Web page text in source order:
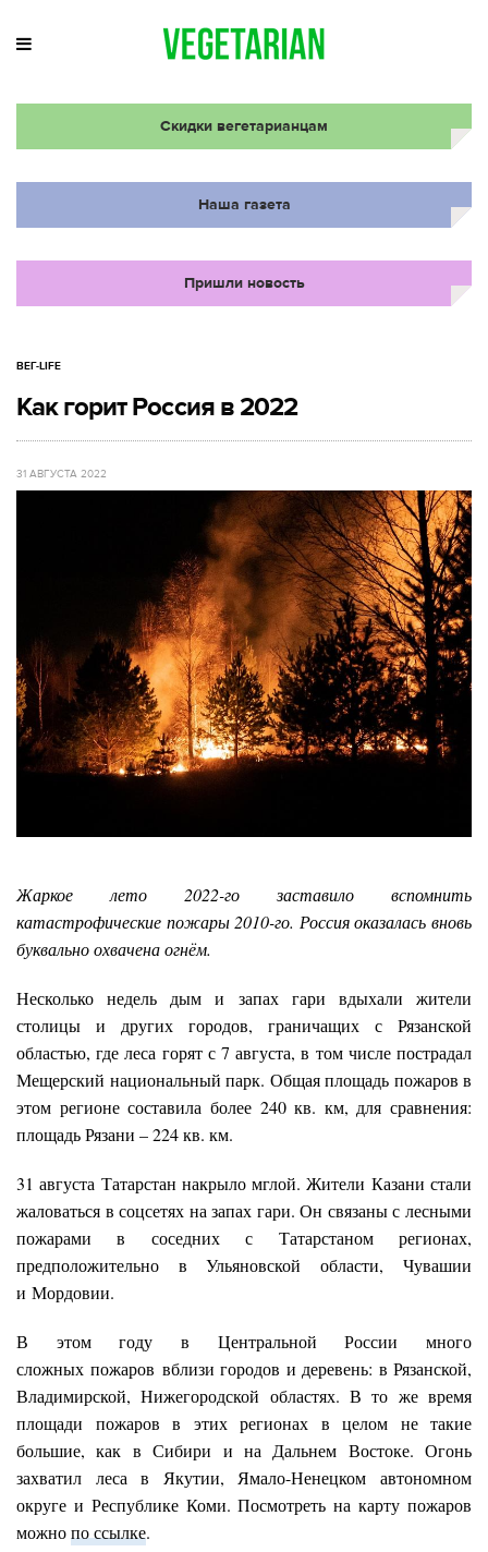
Скидки вегетарианцам
Наша газета
Пришли новость
ВЕГ-LIFE
Как горит Россия в 2022
31 АВГУСТА 2022
Жаркое лето 2022-го заставило вспомнить
катастрофические пожары 2010-го. Россия оказалась вновь
буквально охвачена огнём.
Несколько недель дым и запах гари вдыхали жители
столицы и других городов, граничащих с Рязанской
областью, где леса горят с 7 августа, в том числе пострадал
Мещерский национальный парк. Общая площадь пожаров в
этом регионе составила более 240 кв. км, для сравнения:
площадь Рязани – 224 кв. км.
31 августа Татарстан накрыло мглой. Жители Казани стали
жаловаться в соцсетях на запах гари. Он связаны с лесными
пожарами в соседних с Татарстаном регионах,
предположительно в Ульяновской области, Чувашии
и Мордовии.
В этом году в Центральной России много
сложных пожаров вблизи городов и деревень: в Рязанской,
Владимирской, Нижегородской областях. В то же время
площади пожаров в этих регионах в целом не такие
большие, как в Сибири и на Дальнем Востоке. Огонь
захватил леса в Якутии, Ямало-Ненецком автономном
округе и Республике Коми. Посмотреть на карту пожаров
можнопо ссылке.